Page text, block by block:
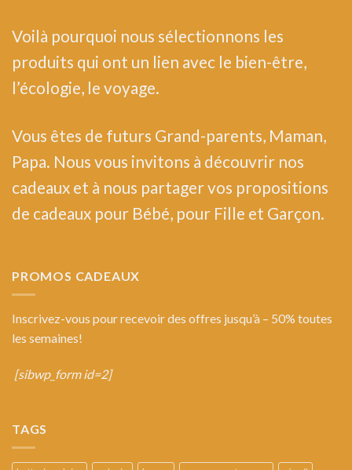
Voilà pourquoi nous sélectionnons les
produits qui ont un lien avec le bien-être,
l’écologie, le voyage.
Vous êtes de futurs Grand-parents, Maman,
Papa. Nous vous invitons à découvrir nos
cadeaux et à nous partager vos propositions
de cadeaux pour Bébé, pour Fille et Garçon.
PROMOS CADEAUX
Inscrivez-vous pour recevoir des offres jusqu’à – 50% toutes
les semaines!
[sibwp_form id=2]
TAGS